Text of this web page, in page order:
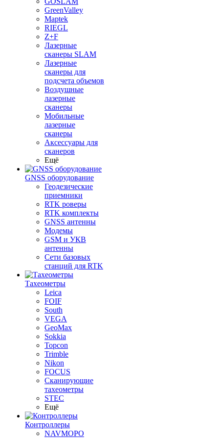
GreenValley
Maptek
RIEGL
Z+F
Лазерные
сканеры SLAM
Лазерные
сканеры для
подсчета объемов
Воздушные
лазерные
сканеры
Мобильные
лазерные
сканеры
Аксессуары для
сканеров
Ещё
GNSS оборудование
Геодезические
приемники
RTK роверы
RTK комплекты
GNSS антенны
Модемы
GSM и УКВ
антенны
Сети базовых
станций для RTK
Тахеометры
Leica
FOIF
South
VEGA
GeoMax
Sokkia
Topcon
Trimble
Nikon
FOCUS
Сканирующие
тахеометры
STEC
Ещё
Контроллеры
NAVMOPO